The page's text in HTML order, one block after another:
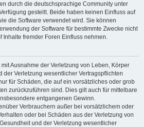
durch die deutschsprachige Community unter
gestellt. Beide haben keinen Einfluss auf
die Software verwendet wird. Sie können
der Software für bestimmte Zwecke nicht
Inhalte fremder Foren Einfluss nehmen.
Ausnahme der Verletzung von Leben, Körper
der Verletzung wesentlicher Vertragspflichten
für Schäden, die auf ein vorsätzliches oder grob
zurückzuführen sind. Dies gilt auch für mittelbare
entgangenen Gewinn.
Verbrauchern außer bei vorsätzlichem oder
oder bei Schäden aus der Verletzung von
und der Verletzung wesentlicher